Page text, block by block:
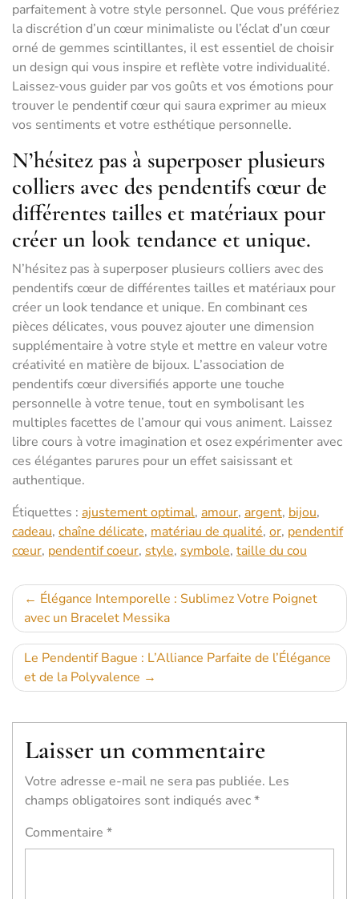
parfaitement à votre style personnel. Que vous préfériez
la discrétion d’un cœur minimaliste ou l’éclat d’un cœur
orné de gemmes scintillantes, il est essentiel de choisir
un design qui vous inspire et reflète votre individualité.
Laissez-vous guider par vos goûts et vos émotions pour
trouver le pendentif cœur qui saura exprimer au mieux
vos sentiments et votre esthétique personnelle.
N’hésitez pas à superposer plusieurs
colliers avec des pendentifs cœur de
différentes tailles et matériaux pour
créer un look tendance et unique.
N’hésitez pas à superposer plusieurs colliers avec des
pendentifs cœur de différentes tailles et matériaux pour
créer un look tendance et unique. En combinant ces
pièces délicates, vous pouvez ajouter une dimension
supplémentaire à votre style et mettre en valeur votre
créativité en matière de bijoux. L’association de
pendentifs cœur diversifiés apporte une touche
personnelle à votre tenue, tout en symbolisant les
multiples facettes de l’amour qui vous animent. Laissez
libre cours à votre imagination et osez expérimenter avec
ces élégantes parures pour un effet saisissant et
authentique.
Étiquettes : ajustement optimal, amour, argent, bijou,
cadeau, chaîne délicate, matériau de qualité, or, pendentif
cœur, pendentif coeur, style, symbole, taille du cou
Navigation
de
l’article
Élégance Intemporelle : Sublimez Votre Poignet
avec un Bracelet Messika
Le Pendentif Bague : L’Alliance Parfaite de l’Élégance
et de la Polyvalence
Laisser un commentaire
Votre adresse e-mail ne sera pas publiée. Les
champs obligatoires sont indiqués avec*
Commentaire *